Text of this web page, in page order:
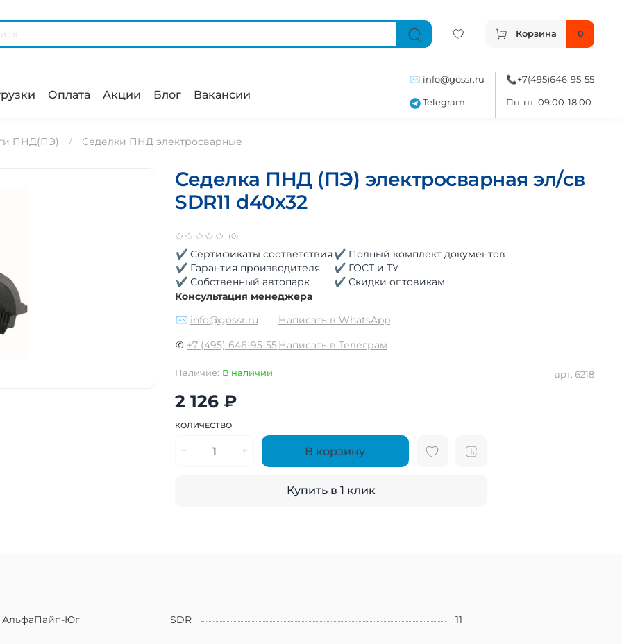
Корзина 0
Оплата Акции Блог Вакансии
✉️ info@gossr.ru
Telegram
📞+7(495)646-95-55
Пн-пт: 09:00-18:00
ПНД(ПЭ) Седелки ПНД электросварные
(0)
арт. 6218
Наличие: В наличии
Седелка ПНД (ПЭ) электросварная эл/св
SDR11 d40х32
2 126 ₽
КОЛИЧЕСТВО
В корзину
Купить в 1 клик
✔ Сертификаты соответствия ✔ Полный комплект документов
✔ Гарантия производителя
✔ ГОСТ и ТУ
✔ Собственный автопарк
✔ Скидки оптовикам
Консультация менеджера
✉ info@gossr.ru
Написать в WhatsApp
✆ +7 (495) 646-95-55Написать в Телеграм
АльфаПайп-Юг SDR
11